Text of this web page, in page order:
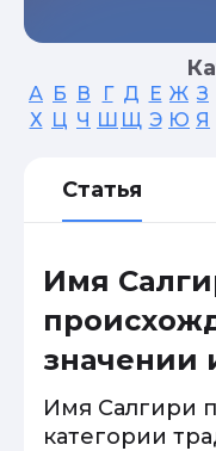
А Б В Г Д Е Ж З
Х Ц Ч Ш Щ Э Ю Я
Статья
Имя
значении
Имя Салгири
категории